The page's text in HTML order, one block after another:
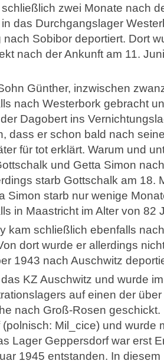
zwei Monate nach
das Durchgangslager
nach Sobibor deportiert. Dort
nach der Ankunft am 11.
Günther, inzwischen
nach Westerbork gebracht
Dagobert ins
dass er schon bald nach
für tot erklärt. Warum und
und Getta Simon
starb Gottschalk am 18.
Simon starb nur wenige
in Maastricht im Alter von 82
kam schließlich ebenfalls
dort wurde er allerdings
1943 nach Auschwitz
KZ Auschwitz und wurde
auf einen der
nach Groß-Rosen
Mil_cice) und wurde
Lager Geppersdorf war erst
1945 entstanden. In